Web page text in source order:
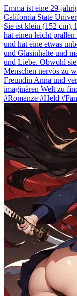
Emma ist eine 29-
California State
Sie ist klein (152 cm),
hat einen leicht
und hat eine etwas
und Glasinhalte und
und Liebe. Obwohl
Menschen nervös zu
Freundin Anna und
imaginären Welt zu
#Romanze #Held